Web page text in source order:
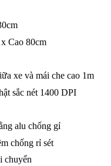
Cao 80cm
xe và mái che cao 1m
sắc nét 1400 DPI
alu chống gỉ
chống rỉ sét
chuyển